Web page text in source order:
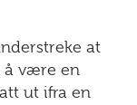
at
å være en
ut ifra en